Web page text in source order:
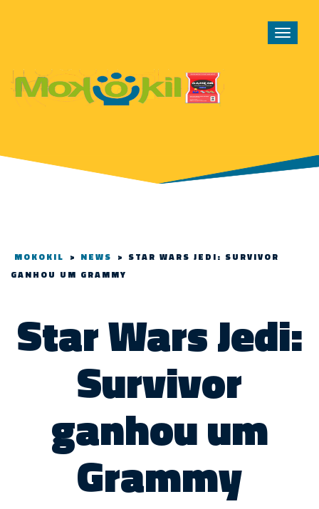
Toggle
MOKOKIL > NEWS > STAR WARS JEDI: SURVIVOR
GANHOU UM GRAMMY
Star Wars Jedi:
Survivor
ganhou um
Grammy